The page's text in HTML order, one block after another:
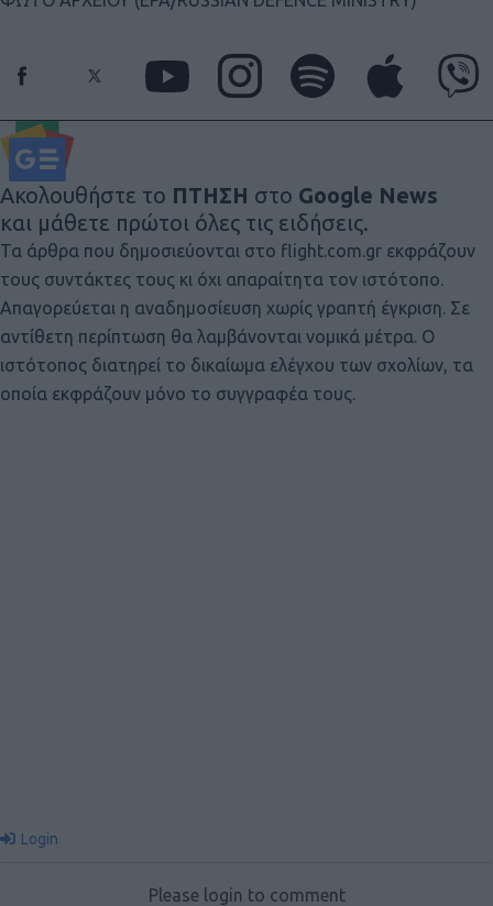
Ακολουθήστε το ΠΤΗΣΗ στο Google News
και μάθετε πρώτοι όλες τις ειδήσεις.
Τα άρθρα που δημοσιεύονται στο flight.com.gr εκφράζουν
τους συντάκτες τους κι όχι απαραίτητα τον ιστότοπο.
Απαγορεύεται η αναδημοσίευση χωρίς γραπτή έγκριση. Σε
αντίθετη περίπτωση θα λαμβάνονται νομικά μέτρα. Ο
ιστότοπος διατηρεί το δικαίωμα ελέγχου των σχολίων, τα
οποία εκφράζουν μόνο το συγγραφέα τους.
Login
Please login to comment